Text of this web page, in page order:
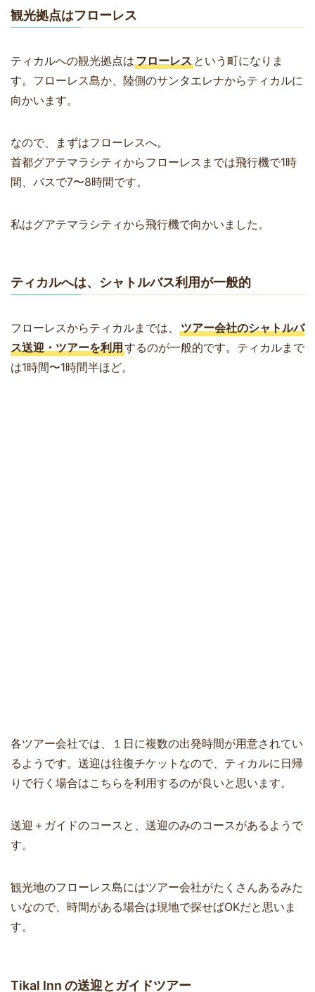
観光拠点はフローレス
ティカルへの観光拠点はフローレス という町になりま
す。フローレス島か、陸側のサンタエレナからティカルに
向かいます。
なので、まずはフローレスへ。
首都グアテマラシティからフローレスまでは飛行機で1時
間、バスで7〜8時間です。
私はグアテマラシティから飛行機で向かいました。
ティカルへは、シャトルバス利用が一般的
フローレスからティカルまでは、 ツアー会社のシャトルバ
ス送迎・ツアーを利用するのが一般的です。ティカルまで
は1時間〜1時間半ほど。
各ツアー会社では、１日に複数の出発時間が用意されてい
るようです。送迎は往復チケットなので、ティカルに日帰
りで行く場合はこちらを利用するのが良いと思います。
送迎＋ガイドのコースと、送迎のみのコースがあるようで
す。
観光地のフローレス島にはツアー会社がたくさんあるみた
いなので、時間がある場合は現地で探せばOKだと思いま
す。
Tikal Inn の送迎とガイドツアー